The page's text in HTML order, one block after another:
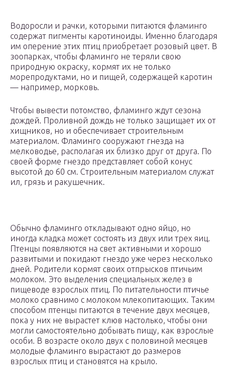
Водоросли и рачки, которыми питаются фламинго
содержат пигменты каротиноиды. Именно благодаря
им оперение этих птиц приобретает розовый цвет. В
зоопарках, чтобы фламинго не теряли свою
природную окраску, кормят их не только
морепродуктами, но и пищей, содержащей каротин
— например, морковь.
Чтобы вывести потомство, фламинго ждут сезона
дождей. Проливной дождь не только защищает их от
хищников, но и обеспечивает строительным
материалом. Фламинго сооружают гнезда на
мелководье, располагая их близко друг от друга. По
своей форме гнездо представляет собой конус
высотой до 60 см. Строительным материалом служат
ил, грязь и ракушечник.
Обычно фламинго откладывают одно яйцо, но
иногда кладка может состоять из двух или трех яиц.
Птенцы появляются на свет активными и хорошо
развитыми и покидают гнездо уже через несколько
дней. Родители кормят своих отпрысков птичьим
молоком. Это выделения специальных желез в
пищеводе взрослых птиц. По питательности птичье
молоко сравнимо с молоком млекопитающих. Таким
способом птенцы питаются в течение двух месяцев,
пока у них не вырастет клюв настолько, чтобы они
могли самостоятельно добывать пищу, как взрослые
особи. В возрасте около двух с половиной месяцев
молодые фламинго вырастают до размеров
взрослых птиц и становятся на крыло.